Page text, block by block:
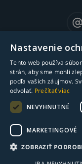
© Copyright 2018-2025
Nastavenie
Tento web používa
strán, aby sme mohli
podľa vašich záujmov.
odvolať. Prečítať viac
NEVYHNUTNÉ
MARKETINGOVÉ
ZOBRAZIŤ